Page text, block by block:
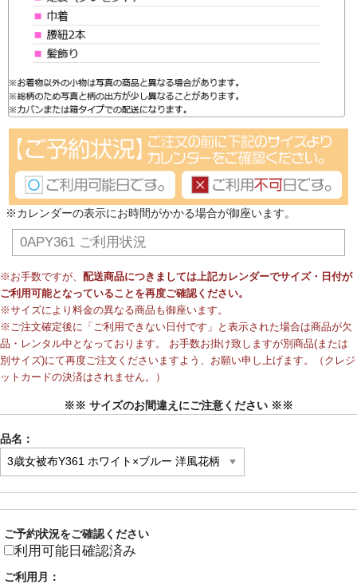
※カレンダーの表示にお時間がかかる場合が御座います。
0APY361 ご利用状況
※お手数ですが、 配送商品につきましては上記カレンダーでサイズ・日付が
ご利用可能となっていることを再度ご確認ください。
※サイズにより料金の異なる商品も御座います。
※ご注文確定後に「ご利用できない日付です」と表示された場合は商品が欠
品・レンタル中となっております。 お手数お掛け致しますが別商品(または
別サイズ)にて再度ご注文くださいますよう、お願い申し上げます。（クレジ
ットカードの決済はされません。）
※※ サイズのお間違えにご注意ください ※※
品名：
ご予約状況をご確認ください
利用可能日確認済み
ご利用月：